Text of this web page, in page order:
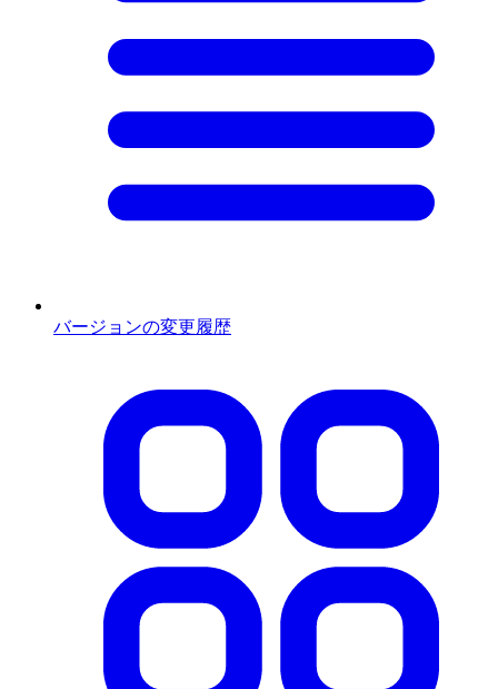
バージョンの変更履歴